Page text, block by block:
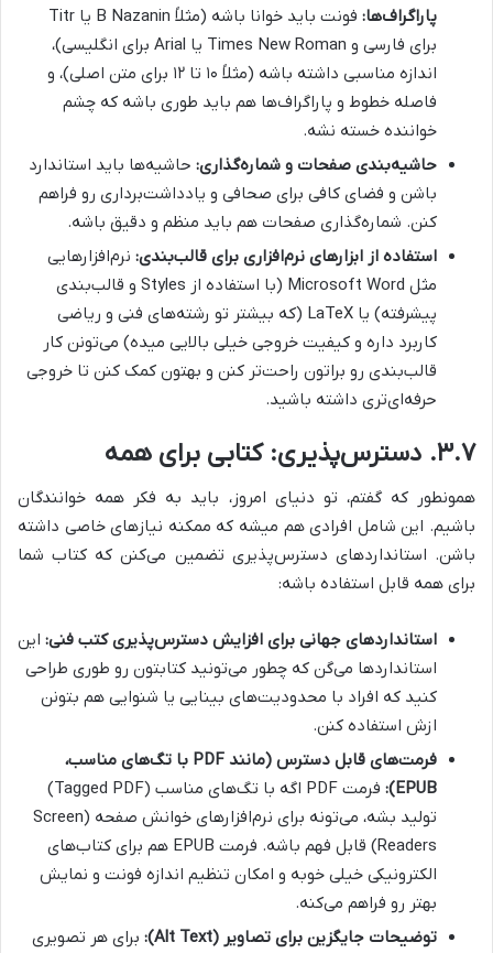
پاراگراف‌ها:
فونت باید خوانا باشه (مثلاً B Nazanin یا Titr
برای فارسی و Times New Roman یا Arial برای انگلیسی)،
اندازه مناسبی داشته باشه (مثلاً ۱۰ تا ۱۲ برای متن اصلی)، و
فاصله خطوط و پاراگراف‌ها هم باید طوری باشه که چشم
خواننده خسته نشه.
حاشیه‌بندی صفحات و شماره‌گذاری: حاشیه‌ها باید استاندارد
باشن و فضای کافی برای صحافی و یادداشت‌برداری رو فراهم
کنن. شماره‌گذاری صفحات هم باید منظم و دقیق باشه.
استفاده از ابزارهای نرم‌افزاری برای قالب‌بندی: نرم‌افزارهایی
مثل Microsoft Word (با استفاده از Styles و قالب‌بندی
پیشرفته) یا LaTeX (که بیشتر تو رشته‌های فنی و ریاضی
کاربرد داره و کیفیت خروجی خیلی بالایی میده) می‌تونن کار
قالب‌بندی رو براتون راحت‌تر کنن و بهتون کمک کنن تا خروجی
حرفه‌ای‌تری داشته باشید.
۳.۷. دسترس‌پذیری: کتابی برای همه
همونطور که گفتم، تو دنیای امروز، باید به فکر همه خوانندگان
باشیم. این شامل افرادی هم میشه که ممکنه نیازهای خاصی داشته
باشن. استانداردهای دسترس‌پذیری تضمین می‌کنن که کتاب شما
برای همه قابل استفاده باشه:
استانداردهای جهانی برای افزایش دسترس‌پذیری کتب فنی: این
استانداردها می‌گن که چطور می‌تونید کتابتون رو طوری طراحی
کنید که افراد با محدودیت‌های بینایی یا شنوایی هم بتونن
ازش استفاده کنن.
فرمت‌های قابل دسترس (مانند PDF با تگ‌های مناسب،
EPUB):
فرمت PDF اگه با تگ‌های مناسب (Tagged PDF)
تولید بشه، می‌تونه برای نرم‌افزارهای خوانش صفحه (Screen
Readers) قابل فهم باشه. فرمت EPUB هم برای کتاب‌های
الکترونیکی خیلی خوبه و امکان تنظیم اندازه فونت و نمایش
بهتر رو فراهم می‌کنه.
توضیحات جایگزین برای تصاویر (Alt Text):
برای هر تصویری